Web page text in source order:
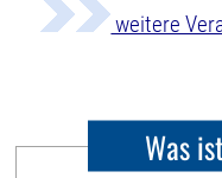
weitere
Was